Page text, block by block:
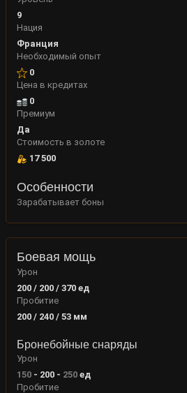
9
Нация
Франция
Необходимый опыт
0
Цена в кредитах
0
Премиум
Да
Стоимость в золоте
17 500
Особенности
Зарабатывает боны
Боевая мощь
Урон
200 / 200 / 370 ед
Пробитие
200 / 240 / 53 мм
Бронебойные снаряды
Урон
150- 200- 250ед
Пробитие